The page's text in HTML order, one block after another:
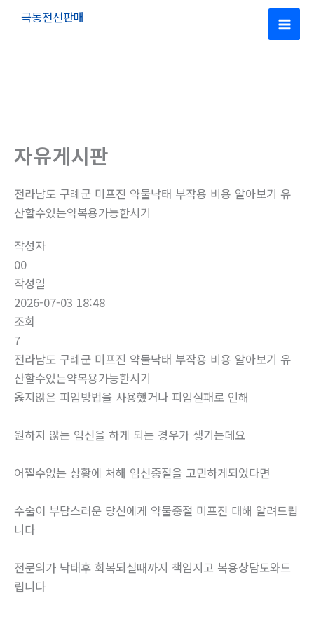
극동전선판매
Main
자유게시판
전라남도 구례군 미프진 약물낙태 부작용 비용 알아보기 유
산할수있는약복용가능한시기
작성자
00
작성일
2026-07-03 18:48
조회
7
전라남도 구례군 미프진 약물낙태 부작용 비용 알아보기 유
산할수있는약복용가능한시기
옳지않은 피임방법을 사용했거나 피임실패로 인해
원하지 않는 임신을 하게 되는 경우가 생기는데요
어쩔수없는 상황에 처해 임신중절을 고민하게되었다면
수술이 부담스러운 당신에게 약물중절 미프진 대해 알려드립
니다
전문의가 낙태후 회복되실때까지 책임지고 복용상담도와드
립니다